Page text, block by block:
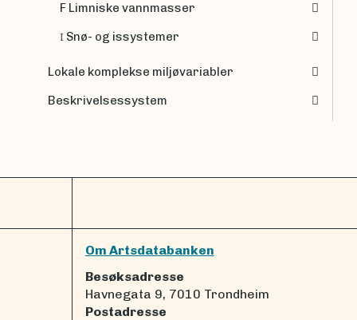
F Limniske vannmasser
I Snø- og issystemer
Lokale komplekse miljøvariabler
Beskrivelsessystem
Om Artsdatabanken
Besøksadresse
Havnegata 9, 7010 Trondheim
Postadresse